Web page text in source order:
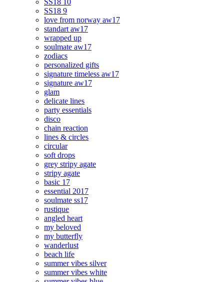
SS18 10
SS18 9
love from norway aw17
standart aw17
wrapped up
soulmate aw17
zodiacs
personalized gifts
signature timeless aw17
signature aw17
glam
delicate lines
party essentials
disco
chain reaction
lines & circles
circular
soft drops
grey stripy agate
stripy agate
basic 17
essential 2017
soulmate ss17
rustique
angled heart
my beloved
my butterfly
wanderlust
beach life
summer vibes silver
summer vibes white